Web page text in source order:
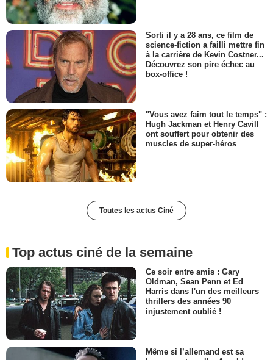
Sorti il y a 28 ans, ce film de
science-fiction a failli mettre fin
à la carrière de Kevin Costner...
Découvrez son pire échec au
box-office !
"Vous avez faim tout le temps" :
Hugh Jackman et Henry Cavill
ont souffert pour obtenir des
muscles de super-héros
Toutes les actus Ciné
Top actus ciné de la semaine
Ce soir entre amis : Gary
Oldman, Sean Penn et Ed
Harris dans l'un des meilleurs
thrillers des années 90
injustement oublié !
Même si l’allemand est sa